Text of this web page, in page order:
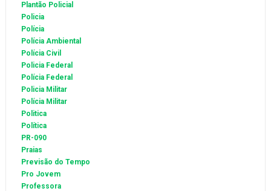
Plantão Policial
Policia
Polícia
Polícia Ambiental
Polícia Civil
Policia Federal
Polícia Federal
Policia Militar
Polícia Militar
Politica
Política
PR-090
Praias
Previsão do Tempo
Pro Jovem
Professora